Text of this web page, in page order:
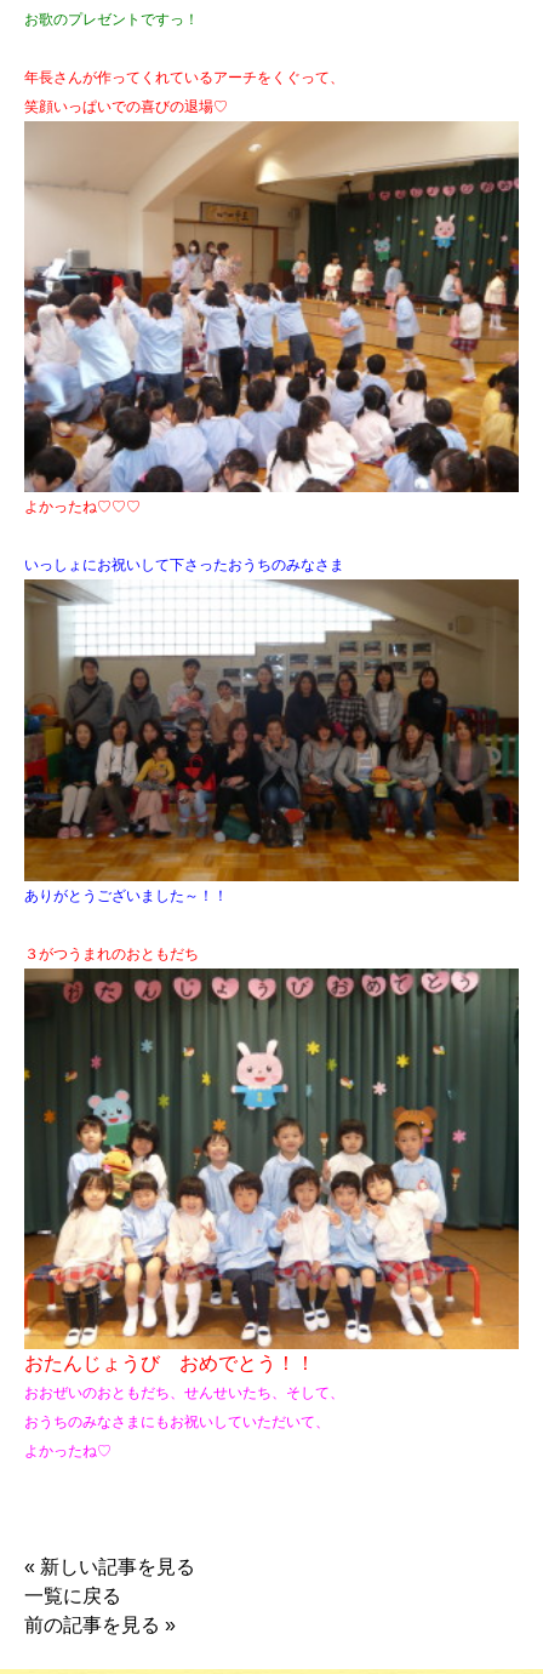
お歌のプレゼントですっ！
年長さんが作ってくれているアーチをくぐって、
笑顔いっぱいでの喜びの退場♡
よかったね♡♡♡
いっしょにお祝いして下さったおうちのみなさま
ありがとうございました～！！
３がつうまれのおともだち
おたんじょうび おめでとう！！
おおぜいのおともだち、せんせいたち、そして、
おうちのみなさまにもお祝いしていただいて、
よかったね♡
« 新しい記事を見る
一覧に戻る
前の記事を見る »